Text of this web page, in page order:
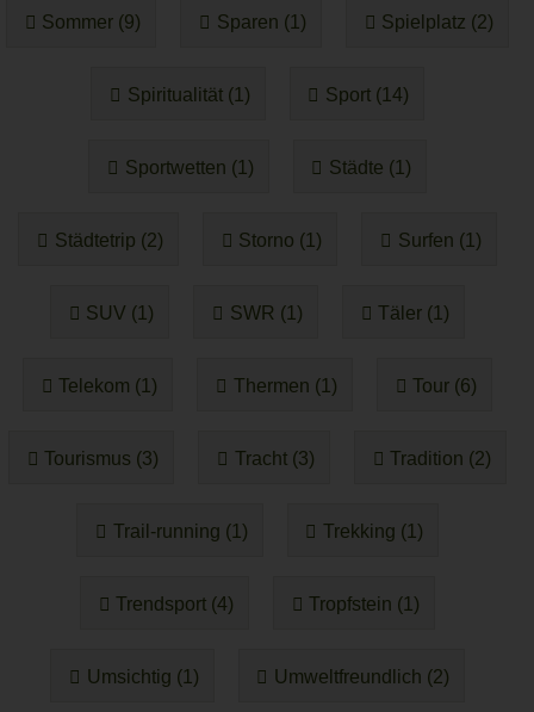
Sommer (9) Sparen (1) Spielplatz (2)
Spiritualität (1) Sport (14)
Sportwetten (1) Städte (1)
Städtetrip (2) Storno (1) Surfen (1)
SUV (1) SWR (1) Täler (1)
Telekom (1) Thermen (1) Tour (6)
Tourismus (3) Tracht (3) Tradition (2)
Trail-running (1) Trekking (1)
Trendsport (4) Tropfstein (1)
Umsichtig (1) Umweltfreundlich (2)